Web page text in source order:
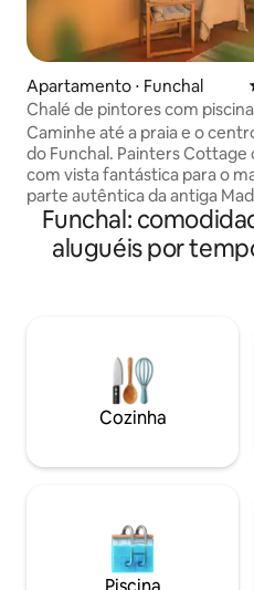
Apartamento ⋅ Funchal
Chalé de pintores com
na cidade antiga de Funchal
Caminhe até a praia e o
do Funchal. Painters Cottage
com vista fantástica para o
parte autêntica da antiga
piscina, jardim,
privativo. Internet rápida e
estacionamento de rua.
de interiores e cozinha.
você pode viver como um
cercado pela natureza e
trilhas, a comida e o oceano
Funchal:
aluguéis por
Cozinha